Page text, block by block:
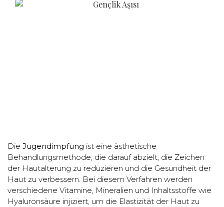
Die Jugendimpfung ist eine ästhetische
Behandlungsmethode, die darauf abzielt, die Zeichen
der Hautalterung zu reduzieren und die Gesundheit der
Haut zu verbessern. Bei diesem Verfahren werden
verschiedene Vitamine, Mineralien und Inhaltsstoffe wie
Hyaluronsäure injiziert, um die Elastizität der Haut zu